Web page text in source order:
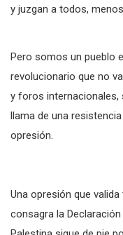
y juzgan a todos,
Pero somos un pueblo
revolucionario que no
y foros internacionales,
llama de una
opresión.
Una opresión que
consagra la